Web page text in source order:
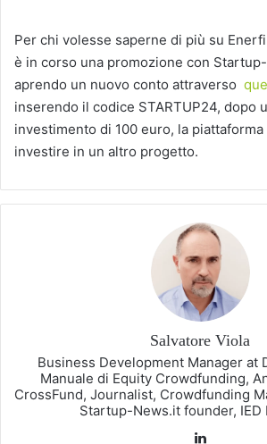
Per chi volesse saperne di più su
è in corso una promozione con
aprendo un nuovo conto attraverso
inserendo il codice STARTUP24, dopo
investimento di 100 euro, la
investire in un altro progetto.
Salvatore Viola
Business Development Manager at
Manuale di Equity Crowdfunding,
CrossFund, Journalist, Crowdfunding
Startup-News.it founder, IED